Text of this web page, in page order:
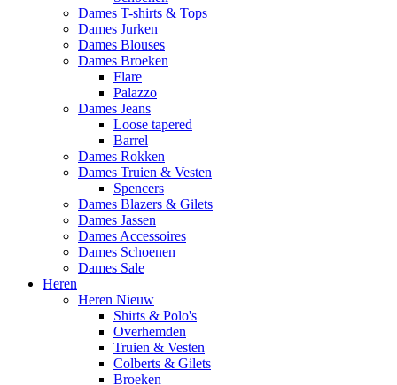
Dames T-shirts & Tops
Dames Jurken
Dames Blouses
Dames Broeken
Flare
Palazzo
Dames Jeans
Loose tapered
Barrel
Dames Rokken
Dames Truien & Vesten
Spencers
Dames Blazers & Gilets
Dames Jassen
Dames Accessoires
Dames Schoenen
Dames Sale
Heren
Heren Nieuw
Shirts & Polo's
Overhemden
Truien & Vesten
Colberts & Gilets
Broeken